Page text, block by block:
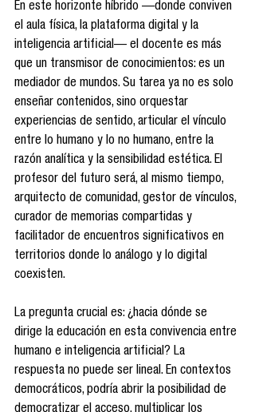
En este horizonte híbrido —donde conviven
el aula física, la plataforma digital y la
inteligencia artificial— el docente es más
que un transmisor de conocimientos: es un
mediador de mundos. Su tarea ya no es solo
enseñar contenidos, sino orquestar
experiencias de sentido, articular el vínculo
entre lo humano y lo no humano, entre la
razón analítica y la sensibilidad estética. El
profesor del futuro será, al mismo tiempo,
arquitecto de comunidad, gestor de vínculos,
curador de memorias compartidas y
facilitador de encuentros significativos en
territorios donde lo análogo y lo digital
coexisten.
La pregunta crucial es: ¿hacia dónde se
dirige la educación en esta convivencia entre
humano e inteligencia artificial? La
respuesta no puede ser lineal. En contextos
democráticos, podría abrir la posibilidad de